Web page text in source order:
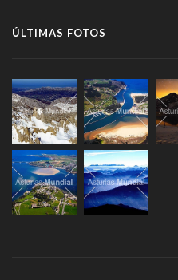
ÚLTIMAS FOTOS